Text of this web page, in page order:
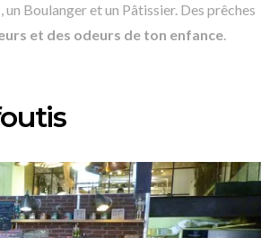
Boulanger et un Pâtissier. Des prêches
et des odeurs de ton enfance.